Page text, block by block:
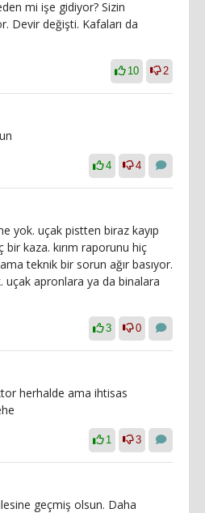
mi işe gidiyor? Sizin
Devir değişti. Kafaları da
10 2
4 4
yok. uçak pistten biraz kayıp
kaza. kırım raporunu hiç
teknik bir sorun ağır basıyor.
uçak apronlara ya da binalara
3 0
herhalde ama ihtisas
1 3
geçmiş olsun. Daha